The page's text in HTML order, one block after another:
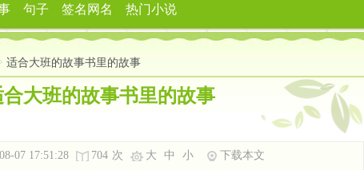
句子 签名网名 热门小说
适合大班的故事书里的故事
合大班的故事书里的故事
07 17:51:28 704 次 大 中 小 下载本文